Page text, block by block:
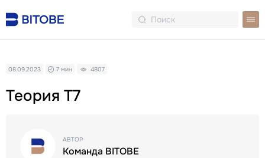
Теория Т7
08.09.2023 7 мин 4807
АВТОР
Команда BITOBE